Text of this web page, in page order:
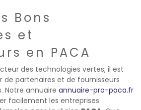
Bons
et
en PACA
des technologies vertes, il est
de partenaires et de fournisseurs
Notre annuaire annuaire-pro-paca.fr
facilement les entreprises